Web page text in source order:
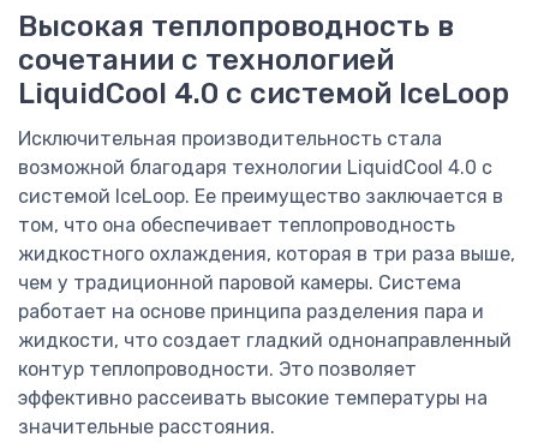
Высокая теплопроводность в
сочетании с технологией
LiquidCool 4.0 с системой IceLoop
Исключительная производительность стала
возможной благодаря технологии LiquidCool 4.0 с
системой IceLoop. Ее преимущество заключается в
том, что она обеспечивает теплопроводность
жидкостного охлаждения, которая в три раза выше,
чем у традиционной паровой камеры. Система
работает на основе принципа разделения пара и
жидкости, что создает гладкий однонаправленный
контур теплопроводности. Это позволяет
эффективно рассеивать высокие температуры на
значительные расстояния.